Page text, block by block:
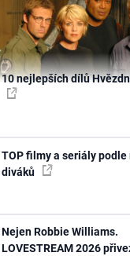
10 nejlepších dílů
TOP filmy a seriály podle
diváků
Nejen Robbie Williams.
LOVESTREAM 2026